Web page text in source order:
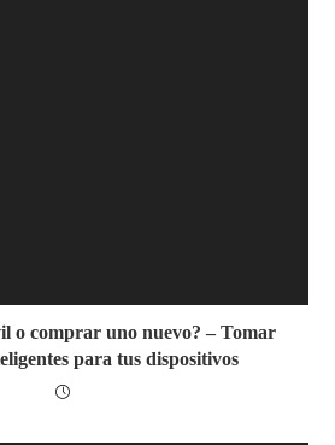
o comprar uno nuevo? – Tomar
para tus dispositivos